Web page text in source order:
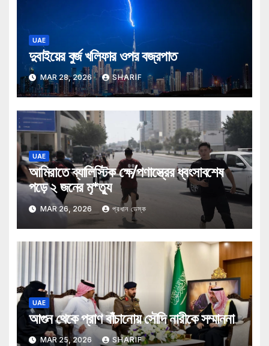
UAE
দুবাইয়ের বুর্জ খলিফার ওপর বজ্রপাত
MAR 28, 2026 SHARIF
UAE
আমিরাতে ব্যালিস্টিক ক্ষে/পণাস্ত্রের ধ্বংসাবশেষ
পড়ে ২ জনের মৃ*ত্যু
MAR 26, 2026 প্রধান ডেস্ক
UAE
আগুন থেকে প্রাণ বাঁচানোয় সৌদি নারীকে সম্মাননা
MAR 25, 2026 SHARIF